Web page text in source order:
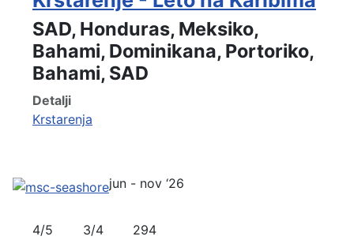
SAD, Honduras, Meksiko,
Bahami, Dominikana, Portoriko,
Bahami, SAD
Detalji
Krstarenja
jun - nov ‘26
4/5 3/4
294